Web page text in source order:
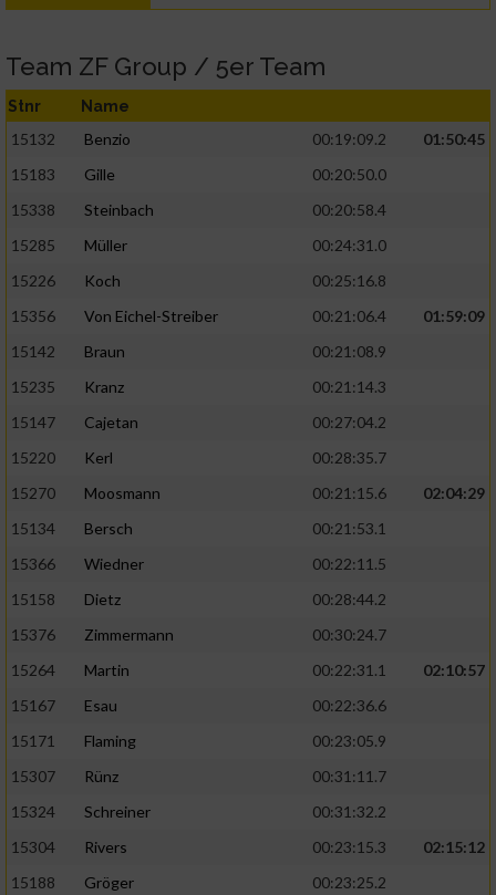
Team ZF Group / 5er Team
Stnr Name
15132 Benzio 00:19:09.2
01:50:45
15183
Gille
00:20:50.0
15338
Steinbach
00:20:58.4
15285
Müller
00:24:31.0
15226
Koch
00:25:16.8
15356
Von Eichel-Streiber 00:21:06.4
01:59:09
15142
Braun
00:21:08.9
15235
Kranz
00:21:14.3
15147
Cajetan
00:27:04.2
15220
Kerl
00:28:35.7
15270
Moosmann 00:21:15.6
02:04:29
15134
Bersch
00:21:53.1
15366
Wiedner
00:22:11.5
15158
Dietz
00:28:44.2
15376
Zimmermann
00:30:24.7
15264
Martin 00:22:31.1
02:10:57
15167
Esau
00:22:36.6
15171
Flaming
00:23:05.9
15307
Rünz
00:31:11.7
15324
Schreiner
00:31:32.2
15304
Rivers 00:23:15.3
02:15:12
15188
Gröger
00:23:25.2